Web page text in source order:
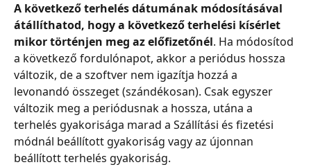
A következő terhelés dátumának módosításával
átállíthatod, hogy a következő terhelési kísérlet
mikor történjen meg az előfizetőnél. Ha módosítod
a következő fordulónapot, akkor a periódus hossza
változik, de a szoftver nem igazítja hozzá a
levonandó összeget (szándékosan). Csak egyszer
változik meg a periódusnak a hossza, utána a
terhelés gyakorisága marad a Szállítási és fizetési
módnál beállított gyakoriság vagy az újonnan
beállított terhelés gyakoriság.